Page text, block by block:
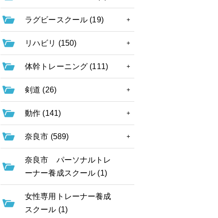
ラグビースクール (19)
リハビリ (150)
体幹トレーニング (111)
剣道 (26)
動作 (141)
奈良市 (589)
奈良市 パーソナルトレ
ーナー養成スクール (1)
女性専用トレーナー養成
スクール (1)